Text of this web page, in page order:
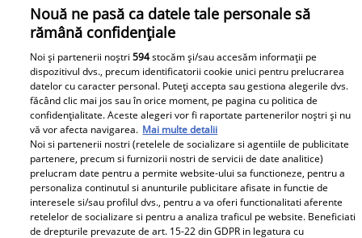
Libertatea pentru Femei
Bona Irinei
Columbeanu spune
pentru prima dată ce a
Ca la Bollywood! Cum s-
a îmbrăcat Prima
Nouă ne pasă ca datele tale personale să
rămână confidențiale
Noi și partenerii noștri594stocăm și/sau accesăm informații pe
dispozitivul dvs., precum identificatorii cookie unici pentru prelucrarea
datelor cu caracter personal. Puteți accepta sau gestiona alegerile dvs.
făcând clic mai jos sau în orice moment, pe pagina cu politica de
confidențialitate. Aceste alegeri vor fi raportate partenerilor noștri și nu
vă vor afecta navigarea. Mai multe detalii
Noi si partenerii nostri (retelele de socializare si agentiile de publicitate
partenere, precum si furnizorii nostri de servicii de date analitice)
prelucram date pentru a permite website-ului sa functioneze, pentru a
personaliza continutul si anunturile publicitare afisate in functie de
interesele si/sau profilul dvs., pentru a va oferi functionalitati aferente
retelelor de socializare si pentru a analiza traficul pe website. Beneficiati
de drepturile prevazute de art. 15-22 din GDPR in legatura cu